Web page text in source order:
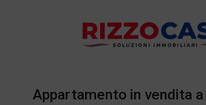
Appartamento in vendita